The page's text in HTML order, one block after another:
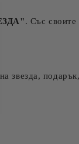
. Със
звезда,